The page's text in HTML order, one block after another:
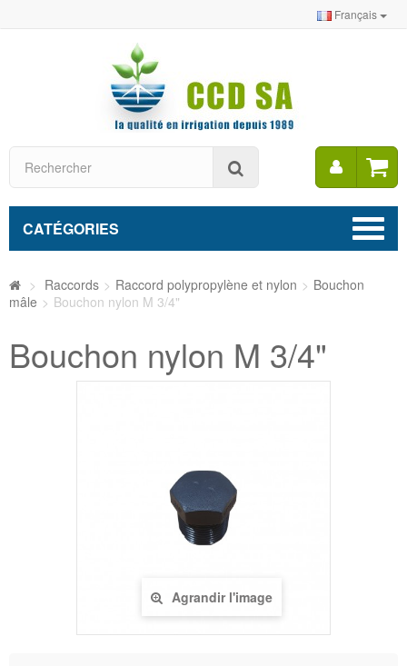
Français
Mon
CATÉGORIES
> Raccords > Raccord polypropylène et nylon > Bouchon
mâle > Bouchon nylon M 3/4"
Bouchon nylon M 3/4"
Agrandir l'image